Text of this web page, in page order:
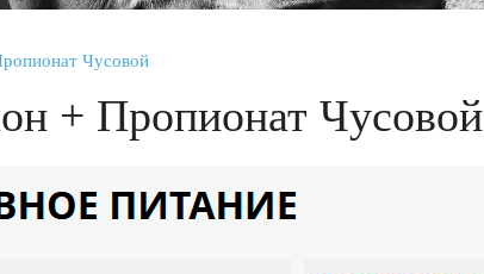
Чусовой
+ Пропионат Чусовой